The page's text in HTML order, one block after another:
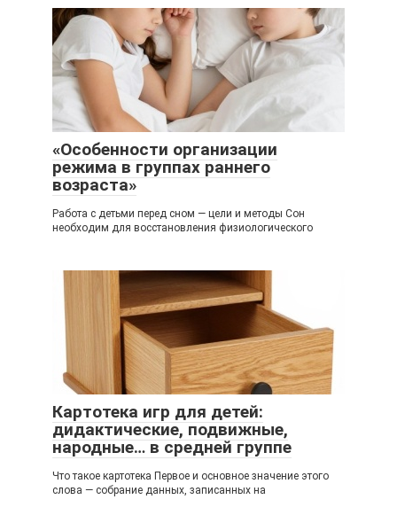
«Особенности организации
режима в группах раннего
возраста»
Работа с детьми перед сном — цели и методы Сон
необходим для восстановления физиологического
Картотека игр для детей:
дидактические, подвижные,
народные… в средней группе
Что такое картотека Первое и основное значение этого
слова — собрание данных, записанных на